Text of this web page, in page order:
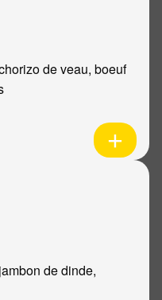
de veau, boeuf
de dinde,